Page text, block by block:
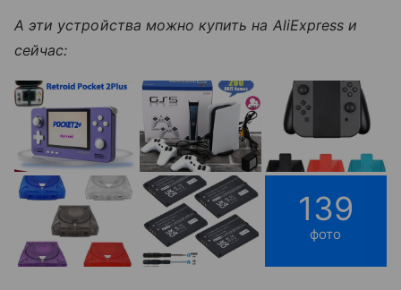
А эти устройства можно купить на AliExpress и
сейчас:
139
фото